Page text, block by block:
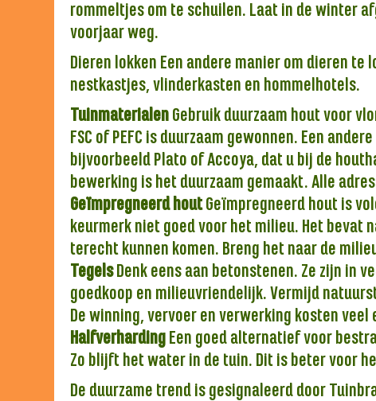
rommeltjes om te schuilen. Laat in de winter
voorjaar weg.
Dieren lokken Een andere manier om dieren
nestkastjes, vlinderkasten en hommelhotels.
Tuinmaterialen Gebruik duurzaam hout voor
FSC of PEFC is duurzaam gewonnen. Een
bijvoorbeeld Plato of Accoya, dat u bij de
bewerking is het duurzaam gemaakt. Alle
Geïmpregneerd houtGeïmpregneerd hout is
keurmerk niet goed voor het milieu. Het
terecht kunnen komen. Breng het naar de
TegelsDenk eens aan betonstenen. Ze zijn in
goedkoop en milieuvriendelijk. Vermijd
De winning, vervoer en verwerking kosten veel
Halfverharding Een goed alternatief voor
Zo blijft het water in de tuin. Dit is beter voor
De duurzame trend is gesignaleerd door